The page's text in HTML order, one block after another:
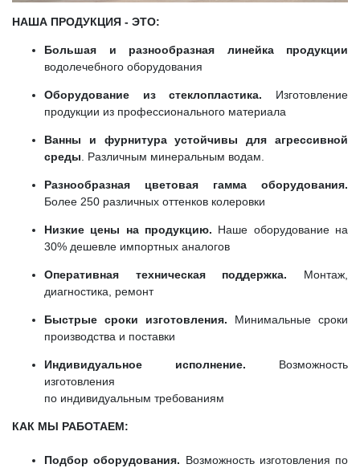
НАША ПРОДУКЦИЯ - ЭТО:
Большая и разнообразная линейка продукции
водолечебного оборудования
Оборудование из стеклопластика. Изготовление
продукции из профессионального материала
Ванны и фурнитура устойчивы для агрессивной
среды. Различным минеральным водам.
Разнообразная цветовая гамма оборудования.
Более 250 различных оттенков колеровки
Низкие цены на продукцию. Наше оборудование на
30% дешевле импортных аналогов
Оперативная техническая поддержка. Монтаж,
диагностика, ремонт
Быстрые сроки изготовления. Минимальные сроки
производства и поставки
Индивидуальное исполнение. Возможность
изготовления
по индивидуальным требованиям
КАК МЫ РАБОТАЕМ:
Подбор оборудования. Возможность изготовления по